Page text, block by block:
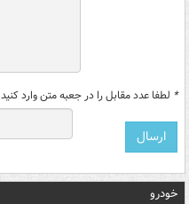
* لطفا عدد مقابل را در جعبه متن وارد کنید
خودرو